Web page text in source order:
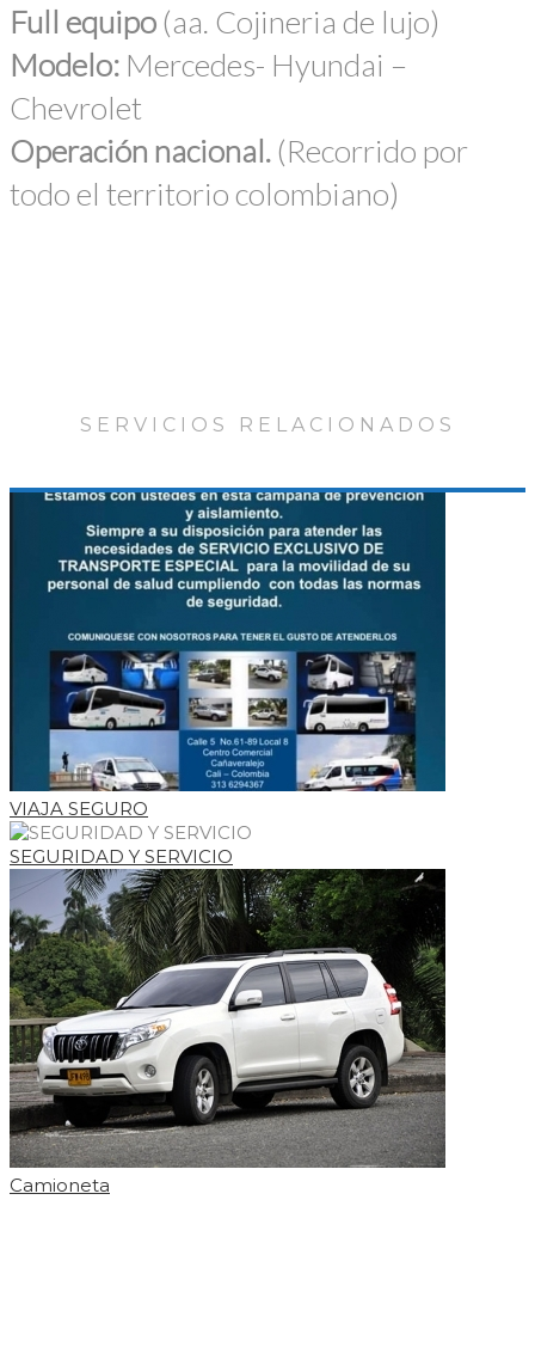
Full equipo(aa. Cojineria de lujo)
Modelo: Mercedes- Hyundai –
Chevrolet
Operación nacional.(Recorrido por
todo el territorio colombiano)
SERVICIOS RELACIONADOS
VIAJA SEGURO
SEGURIDAD Y SERVICIO
Camioneta